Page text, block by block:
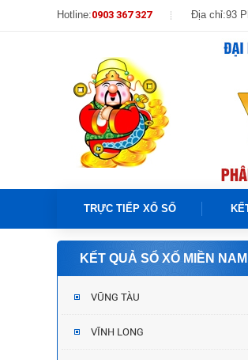
Hotline:0903 367 327 Địa chỉ:93
TRỰC TIẾP XỔ SỐ
KẾT QUẢ SỔ XỐ MIỀN NAM
VŨNG TÀU
VĨNH LONG